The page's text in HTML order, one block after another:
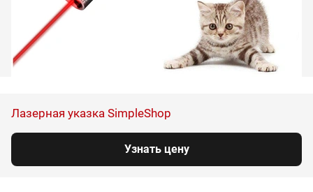
Лазерная указка SimpleShop
Узнать цену